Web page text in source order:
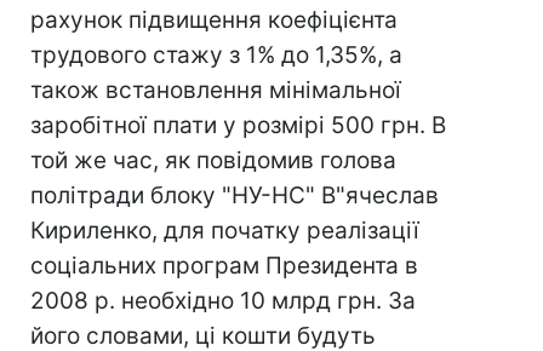
рахунок підвищення коефіцієнта
трудового стажу з 1% до 1,35%, а
також встановлення мінімальної
заробітної плати у розмірі 500 грн. В
той же час, як повідомив голова
політради блоку "НУ-НС" В"ячеслав
Кириленко, для початку реалізації
соціальних програм Президента в
2008 р. необхідно 10 млрд грн. За
його словами, ці кошти будуть